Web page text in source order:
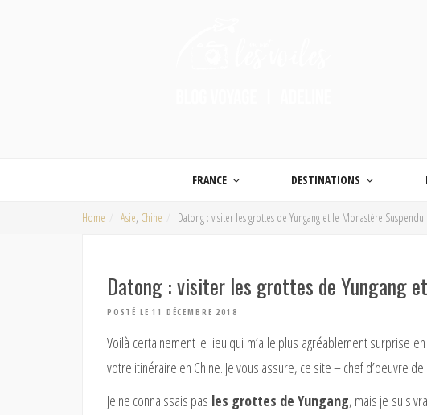
FRANCE DESTINATIONS
Home Asie, Chine Datong : visiter les grottes de Yungang et le Monastère
Datong : visiter les grottes de Yungang
POSTÉ LE 11 DÉCEMBRE 2018
Voilà certainement le lieu qui m’a le plus agréablement surprise
votre itinéraire en Chine. Je vous assure, ce site – chef d’oeuvre
Je ne connaissais pas les grottes de Yungang, mais je suis